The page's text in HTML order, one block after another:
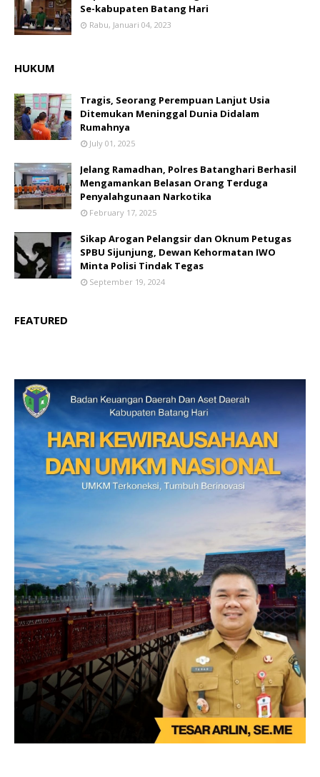
Se-kabupaten Batang Hari
Rabu, Januari 04, 2023
HUKUM
Tragis, Seorang Perempuan Lanjut Usia
Ditemukan Meninggal Dunia Didalam
Rumahnya
July 01, 2025
Jelang Ramadhan, Polres Batanghari Berhasil
Mengamankan Belasan Orang Terduga
Penyalahgunaan Narkotika
February 17, 2025
Sikap Arogan Pelangsir dan Oknum Petugas
SPBU Sijunjung, Dewan Kehormatan IWO
Minta Polisi Tindak Tegas
September 19, 2024
FEATURED